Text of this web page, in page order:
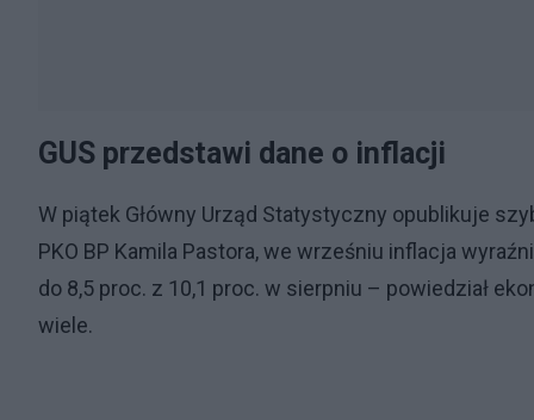
GUS przedstawi dane o inflacji
W piątek Główny Urząd Statystyczny opublikuje
PKO BP Kamila Pastora, we wrześniu inflacja
do 8,5 proc. z 10,1 proc. w sierpniu – powiedział
wiele.